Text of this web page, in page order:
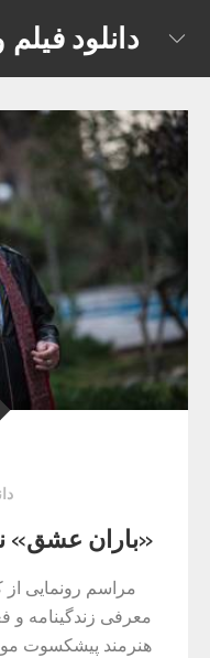
content
دانلود
«باران عشق»
مراسم رونمایی
معرفی زندگینامه و
هنرمند پیشکسوت